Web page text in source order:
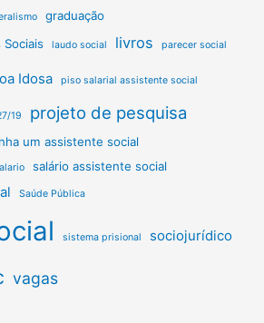
graduação
laudo social livros parecer social
Idosa piso salarial assistente social
19 projeto de pesquisa
um assistente social
salário assistente social
Saúde Pública
sistema prisional sociojurídico
vagas